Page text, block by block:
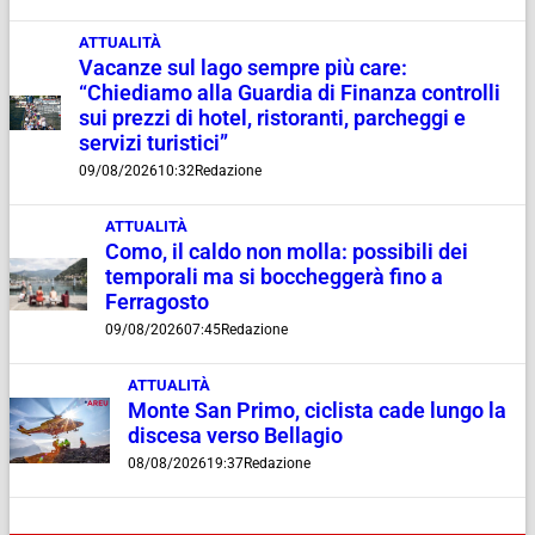
ATTUALITÀ
Vacanze sul lago sempre più care:
“Chiediamo alla Guardia di Finanza controlli
sui prezzi di hotel, ristoranti, parcheggi e
servizi turistici”
09/08/202610:32Redazione
ATTUALITÀ
Como, il caldo non molla: possibili dei
temporali ma si boccheggerà fino a
Ferragosto
09/08/202607:45Redazione
ATTUALITÀ
Monte San Primo, ciclista cade lungo la
discesa verso Bellagio
08/08/202619:37Redazione